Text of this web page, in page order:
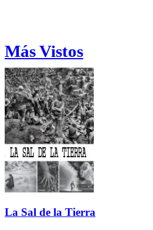
Más Vistos
La Sal de la Tierra